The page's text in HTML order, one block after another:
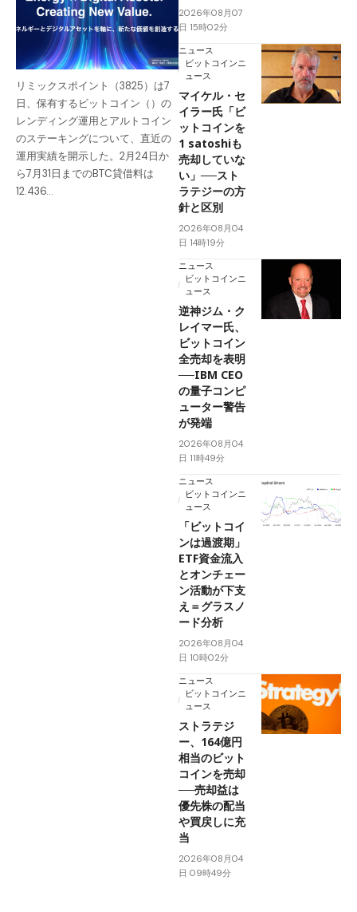
リミックスポイント（3825）は7
日、保有するビットコイン（）の
レンディング運用とアルトコイン
のステーキングについて、直近の
運用実績を開示した。2月24日か
ら7月31日までのBTC貸借料は
12.436…
2026年08月07
日 15時02分
ニュース
ビットコインニ
ュース
マイケル・セ
イラー氏「ビ
ットコインを
1 satoshiも
売却していな
い」──スト
ラテジーの方
針と区別
2026年08月04
日 14時19分
ニュース
ビットコインニ
ュース
逆神ジム・ク
レイマー氏、
ビットコイン
全売却を表明
──IBM CEO
の量子コンピ
ューター警告
が発端
2026年08月04
日 11時49分
ニュース
ビットコインニ
ュース
「ビットコイ
ンは過渡期」
ETF資金流入
とオンチェー
ン活動が下支
え＝グラスノ
ード分析
2026年08月04
日 10時02分
ニュース
ビットコインニ
ュース
ストラテジ
ー、164億円
相当のビット
コインを売却
──売却益は
優先株の配当
や買戻しに充
当
2026年08月04
日 09時49分